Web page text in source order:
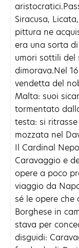
Siracusa,
pittura ne
era una sorta
umori sottili del
dimorava.Nel
vendetta del
Malta: suoi
tormentato
testa: si
mozzata nel
Il Cardinal
Caravaggio e
opere a poco
viaggio da
sé le opere
Borghese in
stava per
disguidi: